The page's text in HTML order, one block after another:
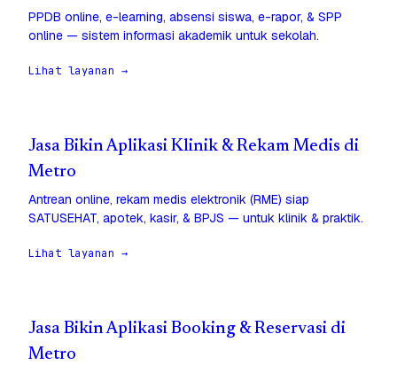
PPDB online, e-learning, absensi siswa, e-rapor, & SPP
online — sistem informasi akademik untuk sekolah.
Lihat layanan →
Jasa Bikin Aplikasi Klinik & Rekam Medis di
Metro
Antrean online, rekam medis elektronik (RME) siap
SATUSEHAT, apotek, kasir, & BPJS — untuk klinik & praktik.
Lihat layanan →
Jasa Bikin Aplikasi Booking & Reservasi di
Metro